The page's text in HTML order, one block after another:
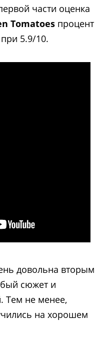
части оценка
Tomatoes процент
5.9/10.
довольна вторым
сюжет и
Тем не менее,
на хорошем